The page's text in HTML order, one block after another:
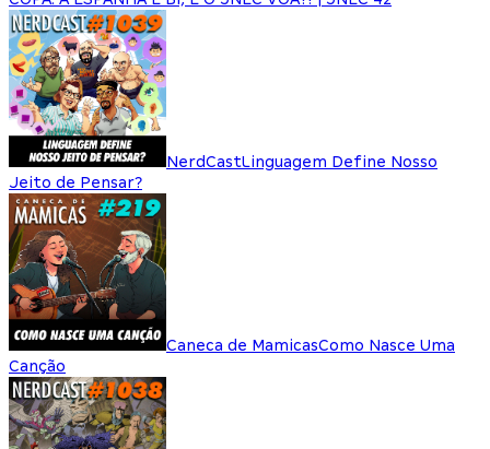
NerdCastLinguagem Define Nosso
Jeito de Pensar?
Caneca de MamicasComo Nasce Uma
Canção